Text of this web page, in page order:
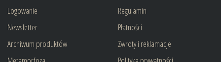
Logowanie
Newsletter
Archiwum produktów
Regulamin
Płatności
Zwroty i reklamacje